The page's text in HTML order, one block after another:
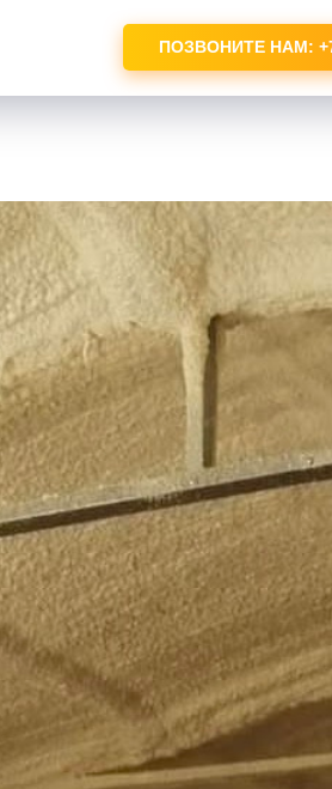
ПОЗВОНИТЕ НАМ: +7